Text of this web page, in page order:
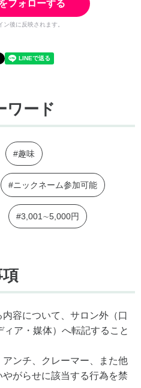
フォローする
後に反映されます。
ワード
#趣味
#ニックネーム参加可能
#3,001∼5,000円
内容について、サロン外（口
ア・媒体）へ転記すること
アンチ、クレーマー、また他
がらせに該当する行為を禁